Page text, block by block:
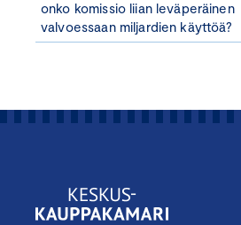
onko komissio liian leväperäinen
valvoessaan miljardien käyttöä?